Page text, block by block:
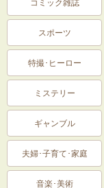
コミック雑誌
スポーツ
特撮･ヒーロー
ミステリー
ギャンブル
夫婦･子育て･家庭
音楽･美術